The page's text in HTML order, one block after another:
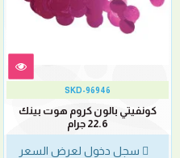
SKD-96946
كونفيتي بالون كروم هوت بينك
22.6 جرام
سجل دخول لعرض السعر